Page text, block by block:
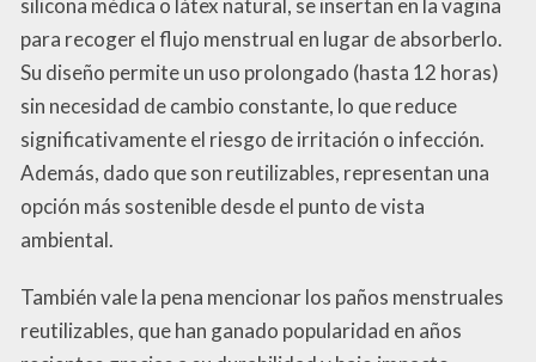
silicona médica o látex natural, se insertan en la vagina
para recoger el flujo menstrual en lugar de absorberlo.
Su diseño permite un uso prolongado (hasta 12 horas)
sin necesidad de cambio constante, lo que reduce
significativamente el riesgo de irritación o infección.
Además, dado que son reutilizables, representan una
opción más sostenible desde el punto de vista
ambiental.
También vale la pena mencionar los paños menstruales
reutilizables, que han ganado popularidad en años